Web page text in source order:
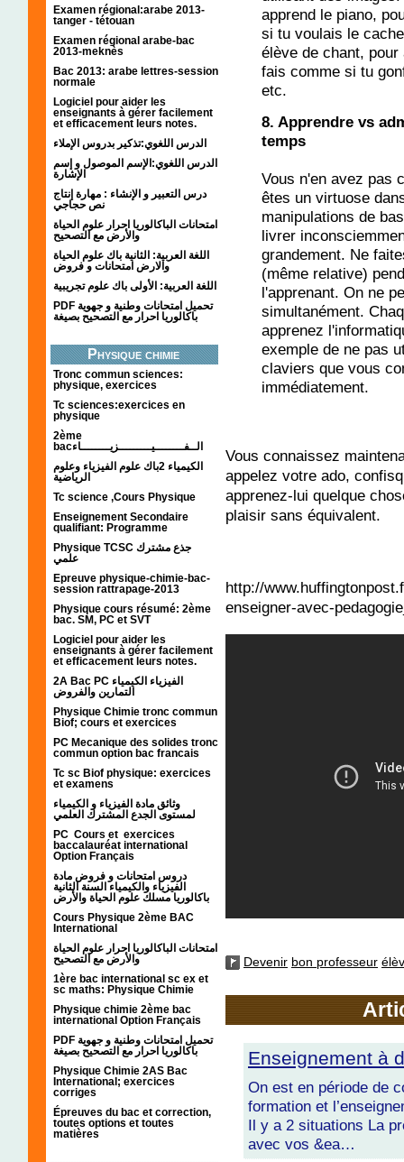
Examen régional:arabe 2013-
tanger - tétouan
Examen régional arabe-bac
2013-meknès
Bac 2013: arabe lettres-session
normale
Logiciel pour aider les
enseignants à gérer facilement
et efficacement leurs notes.
الدرس اللغوي:تذكير بدروس الإملاء
الدرس اللغوي:الإسم الموصول و إسم
الإشارة
درس التعبير و الإنشاء : مهارة إنتاج
نص حجاجي
امتحانات الباكالوريا احرار علوم الحياة
والأرض مع التصحيح
اللغة العربية: الثانية باك علوم الحياة
والارض امتحانات و فروض
اللغة العربية: الأولى باك علوم تجريبية
PDF تحميل امتحانات وطنية و جهوية
باكالوريا احرار مع التصحيح بصيغة
Physique chimie
Tronc commun sciences:
physique, exercices
Tc sciences:exercices en
physique
2ème
bacالــفــــــــيـــــــــزيــــــــاء
الكيمياء 2باك علوم الفيزياء وعلوم
الرياضية
Tc science ,Cours Physique
Enseignement Secondaire
qualifiant: Programme
Physique TCSC جذع مشترك
علمي
Epreuve physique-chimie-bac-
session rattrapage-2013
Physique cours résumé: 2ème
bac. SM, PC et SVT
Logiciel pour aider les
enseignants à gérer facilement
et efficacement leurs notes.
2A Bac PC الفيزياء الكيمياء
التمارين والفروض
Physique Chimie tronc commun
Biof; cours et exercices
PC Mecanique des solides tronc
commun option bac francais
Tc sc Biof physique: exercices
et examens
وثائق مادة الفيزياء و الكيمياء
PC Cours et exercices
baccalauréat international
Option Français
دروس امتحانات و فروض مادة
الفيزياء والكيمياء السنة الثانية
باكالوريا مسلك علوم الحياة والأرض
Cours Physique 2ème BAC
International
امتحانات الباكالوريا احرار علوم الحياة
والأرض مع التصحيح
1ère bac international sc ex et
sc maths: Physique Chimie
Physique chimie 2ème bac
international Option Français
PDF تحميل امتحانات وطنية و جهوية
باكالوريا احرار مع التصحيح بصيغة
Physique Chimie 2AS Bac
International; exercices
corriges
Épreuves du bac et correction,
toutes options et toutes
matières
apprend le piano,
si tu voulais le
élève de chant,
fais comme si tu
etc.
8. Apprendre vs
temps
Vous n'en avez pas
êtes un virtuose
manipulations de
livrer
grandement. Ne
(même relative)
l'apprenant. On ne
simultanément.
apprenez
exemple de ne pas
claviers que vous
immédiatement.
Vous connaissez
appelez votre ado,
apprenez-lui quelque
plaisir sans équivalent.
http://
enseigner-avec-
Devenir bon professeur
Enseignement à
On est en période de
formation et
Il y a 2 situations La
avec vos &ea…